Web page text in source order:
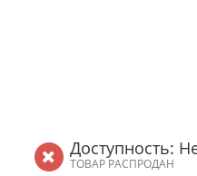
Доступность:
ТОВАР РАСПРОДАН